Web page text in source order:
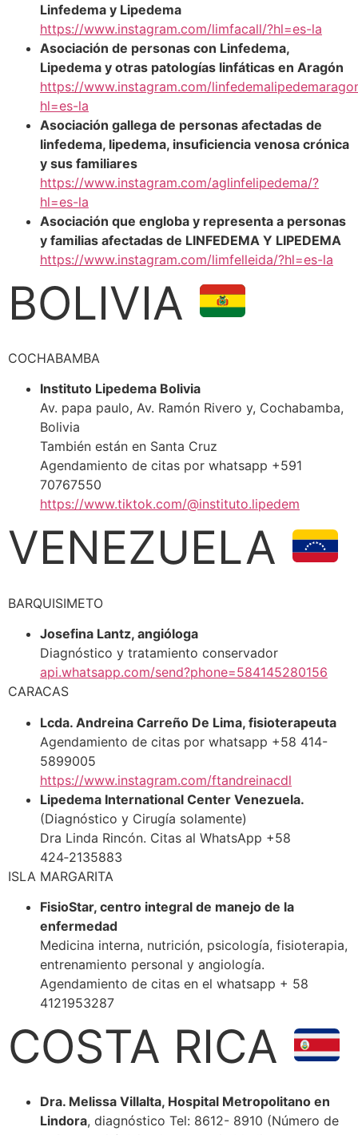
Linfedema y Lipedema
https://www.instagram.com/limfacall/?hl=es-la
Asociación de personas con Linfedema,
Lipedema y otras patologías linfáticas en Aragón
https://www.instagram.com/
hl=es-la
Asociación gallega de personas afectadas de
linfedema, lipedema, insuficiencia venosa crónica
y sus familiares
https://www.instagram.com/aglinfelipedema/?
hl=es-la
Asociación que engloba y representa a personas
y familias afectadas de LINFEDEMA Y LIPEDEMA
https://www.instagram.com/limfelleida/?hl=es-la
BOLIVIA
COCHABAMBA
Instituto Lipedema Bolivia
Av. papa paulo, Av. Ramón Rivero y, Cochabamba,
Bolivia
También están en Santa Cruz
Agendamiento de citas por whatsapp +591
70767550
https://www.tiktok.com/@instituto.lipedem
VENEZUELA
BARQUISIMETO
Josefina Lantz, angióloga
Diagnóstico y tratamiento conservador
api.whatsapp.com/send?phone=584145280156
CARACAS
Lcda. Andreina Carreño De Lima, fisioterapeuta
Agendamiento de citas por whatsapp +58 414-
5899005
https://www.instagram.com/ftandreinacdl
Lipedema International Center Venezuela.
(Diagnóstico y Cirugía solamente)
Dra Linda Rincón. Citas al WhatsApp ‪+58
424‑2135883‬
ISLA MARGARITA
FisioStar, centro integral de manejo de la
enfermedad
Medicina interna, nutrición, psicología, fisioterapia,
entrenamiento personal y angiología.
Agendamiento de citas en el whatsapp + 58
4121953287
COSTA RICA
Dra. Melissa Villalta, Hospital Metropolitano en
Lindora, diagnóstico Tel: 8612- 8910 (Número de